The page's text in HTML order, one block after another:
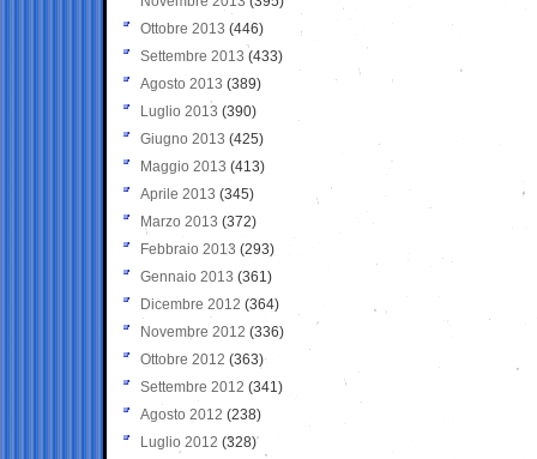
Ottobre 2013 (446)
Settembre 2013 (433)
Agosto 2013 (389)
Luglio 2013 (390)
Giugno 2013 (425)
Maggio 2013 (413)
Aprile 2013 (345)
Marzo 2013 (372)
Febbraio 2013 (293)
Gennaio 2013 (361)
Dicembre 2012 (364)
Novembre 2012 (336)
Ottobre 2012 (363)
Settembre 2012 (341)
Agosto 2012 (238)
Luglio 2012 (328)